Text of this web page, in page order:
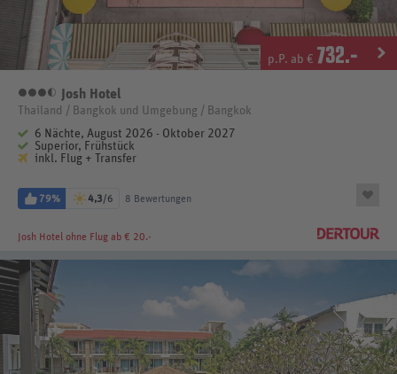
p.P. ab € 732.-
3,5 Sterne
Josh Hotel
Thailand / Bangkok und Umgebung / Bangkok
6 Nächte, August 2026 - Oktober 2027
Superior, Frühstück
inkl. Flug + Transfer
79% 4,3/6 8 Bewertungen
Josh Hotel ohne Flug ab € 20.-